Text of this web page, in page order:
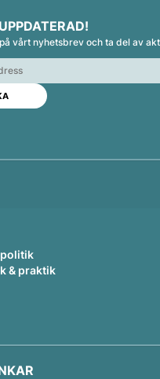
a
vårt nyhetsbrev och ta del av
politik
& praktik